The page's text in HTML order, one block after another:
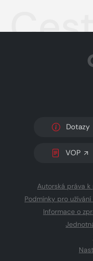
Dotazy
VOP
Autorská práva
Podmínky pro
Informace o